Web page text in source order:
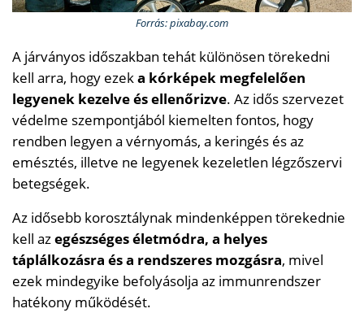
Forrás: pixabay.com
A járványos időszakban tehát különösen törekedni
kell arra, hogy ezeka kórképek megfelelően
legyenek kezelve és ellenőrizve. Az idős szervezet
védelme szempontjából kiemelten fontos, hogy
rendben legyen a vérnyomás, a keringés és az
emésztés, illetve ne legyenek kezeletlen légzőszervi
betegségek.
Az idősebb korosztálynak mindenképpen törekednie
kell azegészséges életmódra, a helyes
táplálkozásra és a rendszeres mozgásra, mivel
ezek mindegyike befolyásolja az immunrendszer
hatékony működését.